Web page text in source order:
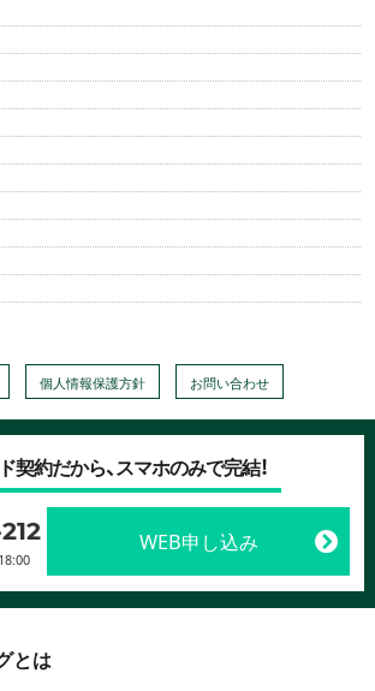
個人情報保護方針 お問い合わせ
契約だから、スマホのみで完結！
WEB申し込み
とは